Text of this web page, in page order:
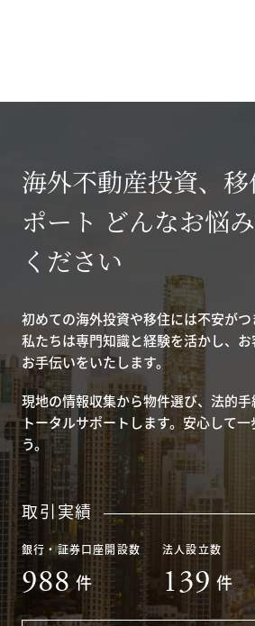
海外不動産投資、
ポート どんなお悩
ください
初めての海外投資や移住には不安がつ
私たちは専門知識と経験を活かし、
お手伝いをいたします。
現地の情報収集から物件選び、法的手
トータルサポートします。安心して
う。
取引実績
銀行・証券口座開設数
988 件
法人設立数
139 件